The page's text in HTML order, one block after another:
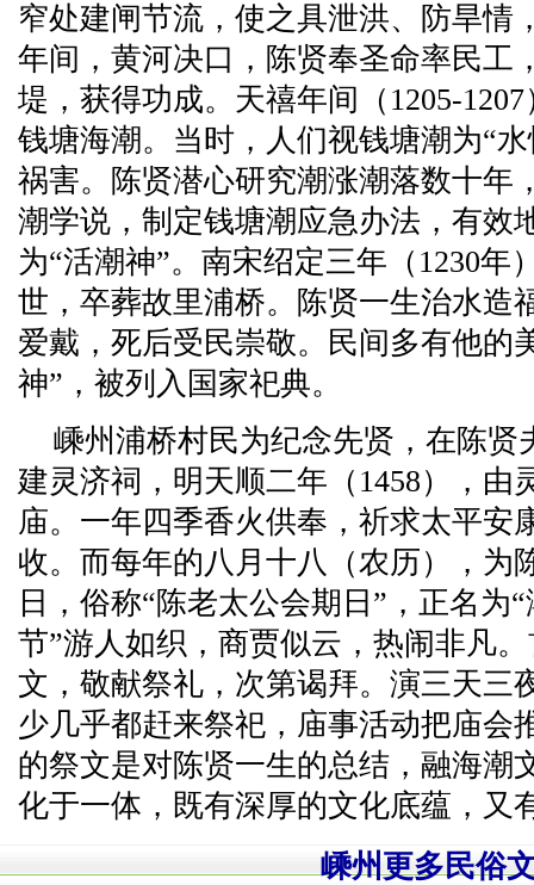
窄处建闸节流，使之具泄洪、防旱情
年间，黄河决口，陈贤奉圣命率民工
堤，获得功成。天禧年间（1205-
钱塘海潮。当时，人们视钱塘潮为“
祸害。陈贤潜心研究潮涨潮落数十年
潮学说，制定钱塘潮应急办法，有效
为“活潮神”。南宋绍定三年（1230年
世，卒葬故里浦桥。陈贤一生治水造
爱戴，死后受民崇敬。民间多有他的
神”，被列入国家祀典。
嵊州浦桥村民为纪念先贤，在陈贤
建灵济祠，明天顺二年（1458），由
庙。一年四季香火供奉，祈求太平安
收。而每年的八月十八（农历），为
日，俗称“陈老太公会期日”，正名为
节”游人如织，商贾似云，热闹非凡
文，敬献祭礼，次第谒拜。演三天三
少几乎都赶来祭祀，庙事活动把庙会
的祭文是对陈贤一生的总结，融海潮
化于一体，既有深厚的文化底蕴，又
嵊州更多民俗